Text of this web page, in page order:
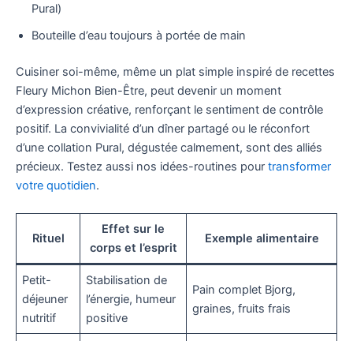
Pural)
Bouteille d’eau toujours à portée de main
Cuisiner soi-même, même un plat simple inspiré de recettes
Fleury Michon Bien-Être, peut devenir un moment
d’expression créative, renforçant le sentiment de contrôle
positif. La convivialité d’un dîner partagé ou le réconfort
d’une collation Pural, dégustée calmement, sont des alliés
précieux. Testez aussi nos idées-routines pour transformer
votre quotidien.
Rituel
Effet sur le
corps et l’esprit
Exemple alimentaire
Petit-
déjeuner
nutritif
Stabilisation de
l’énergie, humeur
positive
Pain complet Bjorg,
graines, fruits frais